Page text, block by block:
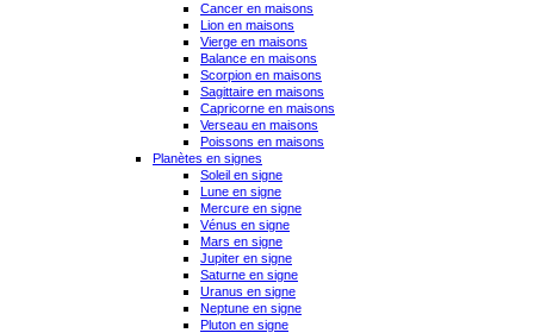
Cancer en maisons
Lion en maisons
Vierge en maisons
Balance en maisons
Scorpion en maisons
Sagittaire en maisons
Capricorne en maisons
Verseau en maisons
Poissons en maisons
Planètes en signes
Soleil en signe
Lune en signe
Mercure en signe
Vénus en signe
Mars en signe
Jupiter en signe
Saturne en signe
Uranus en signe
Neptune en signe
Pluton en signe